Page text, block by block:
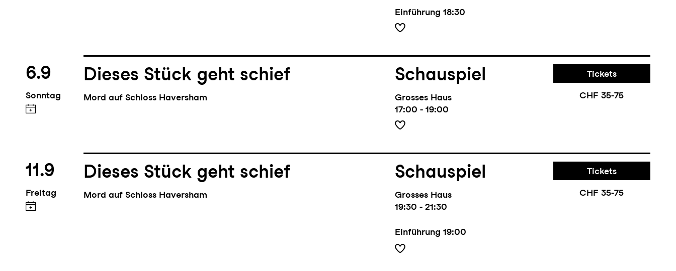
Einführung 18:30
6.9
Sonntag
Dieses Stück geht schief
Mord auf Schloss Haversham
Schauspiel
Grosses Haus
17:00 - 19:00
Tickets
CHF 35-75
11.9
Freitag
Dieses Stück geht schief
Mord auf Schloss Haversham
Schauspiel
Grosses Haus
19:30 - 21:30
Einführung 19:00
Tickets
CHF 35-75